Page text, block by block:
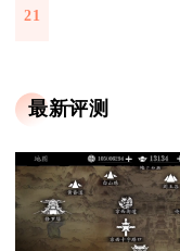
21
最新评测